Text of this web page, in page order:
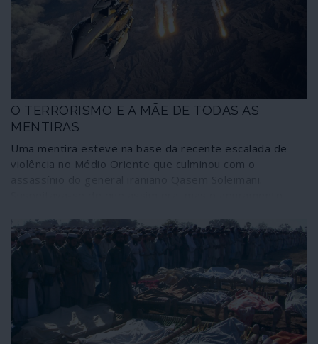
O TERRORISMO E A MÃE DE TODAS AS
MENTIRAS
Uma mentira esteve na base da recente escalada de
violência no Médio Oriente que culminou com o
confirmam-no. O mainstream global evita abordar os
acontecimentos segundo este novo ângulo – apesar de
o New York Times o ter feito - porque seria obrigado a
substituir toda a conveniente narrativa montada. Porém,
o que na realidade aconteceu foi: os terroristas do
Estado Islâmico realizaram a operação que serviu de
pretexto a Trump e ao Pentágono para assassinarem o
maior inimigo do Estado Islâmico – e da al-Qaida.